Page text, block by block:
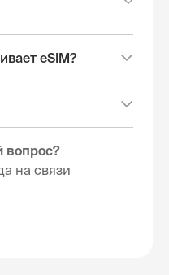
eSIM?
вопрос?
на связи